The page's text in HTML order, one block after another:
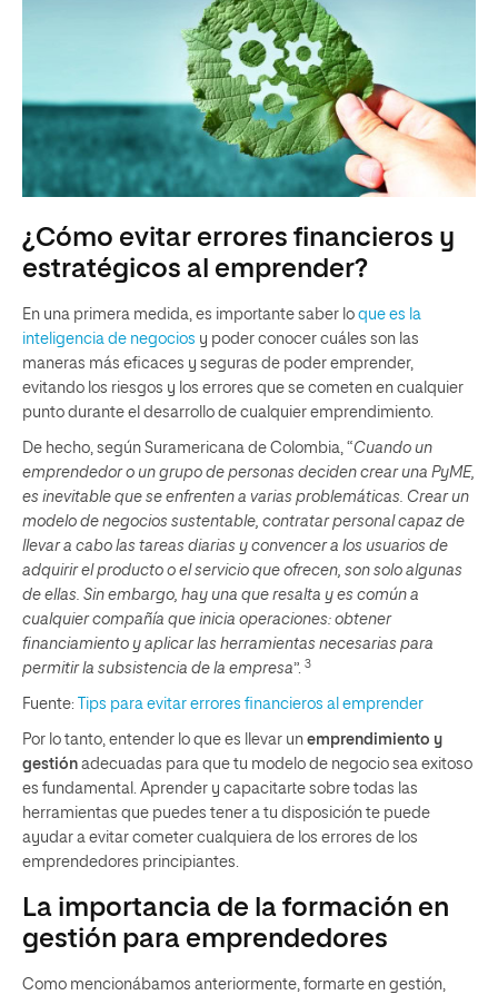
¿Cómo evitar errores financieros y
estratégicos al emprender?
En una primera medida, es importante saber lo que es la
inteligencia de negocios y poder conocer cuáles son las
maneras más eficaces y seguras de poder emprender,
evitando los riesgos y los errores que se cometen en cualquier
punto durante el desarrollo de cualquier emprendimiento.
De hecho, según Suramericana de Colombia, “Cuando un
emprendedor o un grupo de personas deciden crear una PyME,
es inevitable que se enfrenten a varias problemáticas. Crear un
modelo de negocios sustentable, contratar personal capaz de
llevar a cabo las tareas diarias y convencer a los usuarios de
adquirir el producto o el servicio que ofrecen, son solo algunas
de ellas. Sin embargo, hay una que resalta y es común a
cualquier compañía que inicia operaciones: obtener
financiamiento y aplicar las herramientas necesarias para
permitir la subsistencia de la empresa”. 3
Fuente: Tips para evitar errores financieros al emprender
Por lo tanto, entender lo que es llevar un emprendimiento y
gestión adecuadas para que tu modelo de negocio sea exitoso
es fundamental. Aprender y capacitarte sobre todas las
herramientas que puedes tener a tu disposición te puede
ayudar a evitar cometer cualquiera de los errores de los
emprendedores principiantes.
La importancia de la formación en
gestión para emprendedores
Como mencionábamos anteriormente, formarte en gestión,